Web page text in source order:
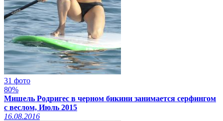
31 фото
80%
Мишель Родригес в черном бикини занимается серфингом
с веслом, Июль 2015
16.08.2016